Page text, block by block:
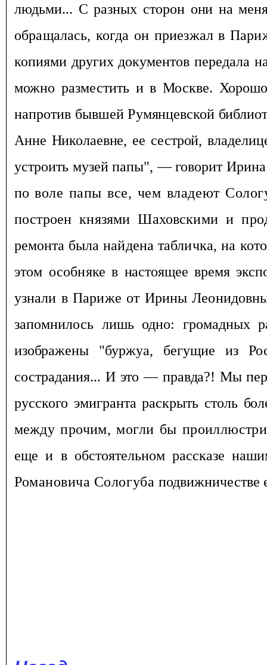
людьми... С разных сторон они на
обращалась, когда он приезжал в
копиями других документов передала
можно разместить и в Москве.
напротив бывшей Румянцевской
Анне Николаевне, ее сестрой,
устроить музей папы", — говорит
по воле папы все, чем владеют
построен князями Шаховскими и про
ремонта была найдена табличка, на
этом особнякев настоящее время
узнали в Париже от Ирины
запомнилось лишь одно: громадных
изображены "буржуа, бегущие из
сострадания... И это — правда?! Мы
русского эмигранта раскрыть столь
между прочим, могли бы
еще и в обстоятельном рассказе
Романовича Сологуба подвижничестве